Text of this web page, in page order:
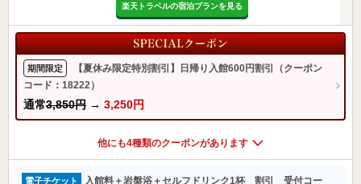
楽天トラベルの宿泊プランを見る
期間限定
【夏休み限定特別割引】日帰り入館600円割引（クーポン
コード：18222）
通常3,850円 → 3,250円
他にも4種類のクーポンがあります
電子チケット
入館料＋岩盤浴＋セルフドリンク1杯 割引 受付コー